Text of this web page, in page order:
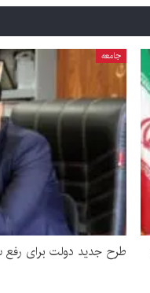
جامعه
طرح جدید دولت برای رفع